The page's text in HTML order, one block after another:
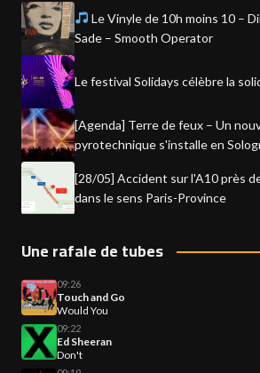
Le Vinyle de 10h moins 10 –
Sade – Smooth Operator
Le festival Solidays célèbre la
[Agenda] Terre de feux – Un
pyrotechnique s'installe en
[28/05] Accident sur l'A10 près
dans le sens Paris-Province
Une rafale de tubes
09:26
Touch and Go
Would You
09:22
Ed Sheeran
Don't